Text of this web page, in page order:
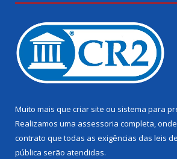
Muito mais que criar site ou sistema para
Realizamos uma assessoria completa,
contrato que todas as exigências das leis
pública serão atendidas.